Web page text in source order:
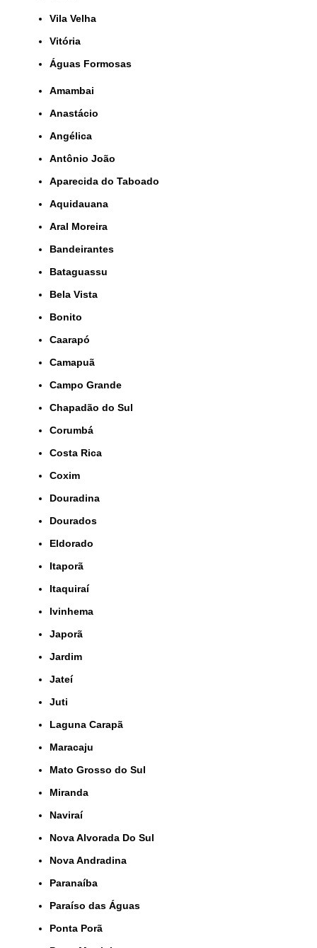
Vila Velha
Vitória
Águas Formosas
Amambai
Anastácio
Angélica
Antônio João
Aparecida do Taboado
Aquidauana
Aral Moreira
Bandeirantes
Bataguassu
Bela Vista
Bonito
Caarapó
Camapuã
Campo Grande
Chapadão do Sul
Corumbá
Costa Rica
Coxim
Douradina
Dourados
Eldorado
Itaporã
Itaquiraí
Ivinhema
Japorã
Jardim
Jateí
Juti
Laguna Carapã
Maracaju
Mato Grosso do Sul
Miranda
Naviraí
Nova Alvorada Do Sul
Nova Andradina
Paranaíba
Paraíso das Águas
Ponta Porã